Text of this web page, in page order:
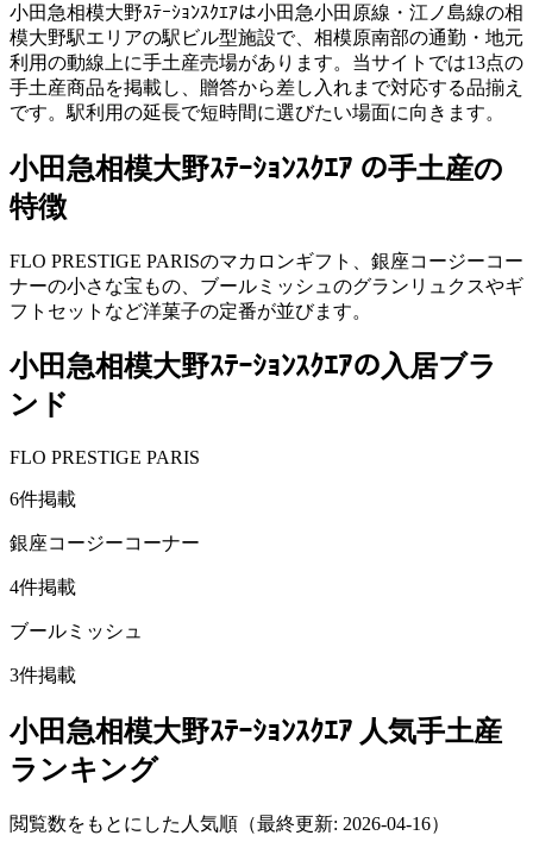
小田急相模大野ｽﾃｰｼｮﾝｽｸｴｱは小田急小田原線・江ノ島線の相
模大野駅エリアの駅ビル型施設で、相模原南部の通勤・地元
利用の動線上に手土産売場があります。当サイトでは13点の
手土産商品を掲載し、贈答から差し入れまで対応する品揃え
です。駅利用の延長で短時間に選びたい場面に向きます。
小田急相模大野ｽﾃｰｼｮﾝｽｸｴｱ の手土産の
特徴
FLO PRESTIGE PARISのマカロンギフト、銀座コージーコー
ナーの小さな宝もの、ブールミッシュのグランリュクスやギ
フトセットなど洋菓子の定番が並びます。
小田急相模大野ｽﾃｰｼｮﾝｽｸｴｱの入居ブラ
ンド
FLO PRESTIGE PARIS
6件掲載
銀座コージーコーナー
4件掲載
ブールミッシュ
3件掲載
小田急相模大野ｽﾃｰｼｮﾝｽｸｴｱ 人気手土産
ランキング
閲覧数をもとにした人気順 （最終更新: 2026-04-16）